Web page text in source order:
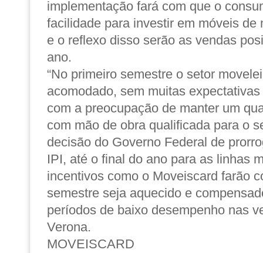
implementação fará com que o
facilidade para investir em móveis de
e o reflexo disso serão as vendas
ano.
“No primeiro semestre o setor
acomodado, sem muitas
com a preocupação de manter um
com mão de obra qualificada para o
decisão do Governo Federal de
IPI, até o final do ano para as linhas
incentivos como o Moveiscard farão
semestre seja aquecido e
períodos de baixo desempenho nas
Verona.
MOVEISCARD